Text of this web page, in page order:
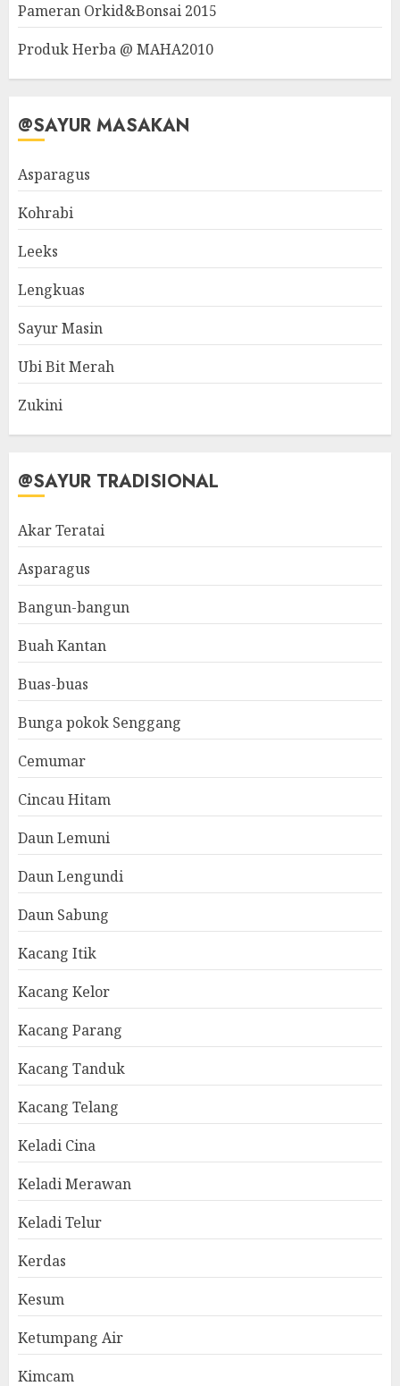
Pameran Orkid&Bonsai 2015
Produk Herba @ MAHA2010
@SAYUR MASAKAN
Asparagus
Kohrabi
Leeks
Lengkuas
Sayur Masin
Ubi Bit Merah
Zukini
@SAYUR TRADISIONAL
Akar Teratai
Asparagus
Bangun-bangun
Buah Kantan
Buas-buas
Bunga pokok Senggang
Cemumar
Cincau Hitam
Daun Lemuni
Daun Lengundi
Daun Sabung
Kacang Itik
Kacang Kelor
Kacang Parang
Kacang Tanduk
Kacang Telang
Keladi Cina
Keladi Merawan
Keladi Telur
Kerdas
Kesum
Ketumpang Air
Kimcam